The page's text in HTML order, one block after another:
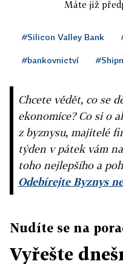
Máte již
#Silicon Valley Bank
#bankovnictví
Chcete vědět, co se
ekonomice? Co si o
z byznysu, majitelé
týden v pátek vám
toho nejlepšího a
Odebírejte Byznys
Nudíte se na
Vyřešte